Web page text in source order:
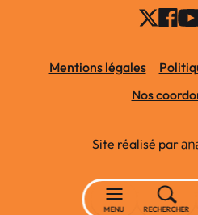
Mentions légales
Nos
Site réalisé par
MENU RECHERCHER